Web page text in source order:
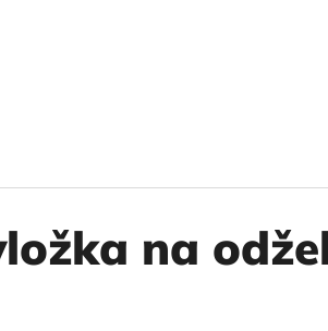
na